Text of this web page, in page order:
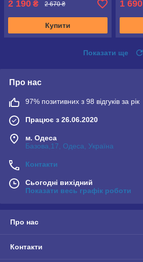
2 190 ₴ 2 670 ₴
Купити
1 690
Показати ще
Про нас
97% позитивних з 98 відгуків за рік
Працює з 26.06.2020
м. Одеса
Базова,17, Одеса, Україна
Контакти
Сьогодні вихідний
Показати весь графік роботи
Про нас
Контакти